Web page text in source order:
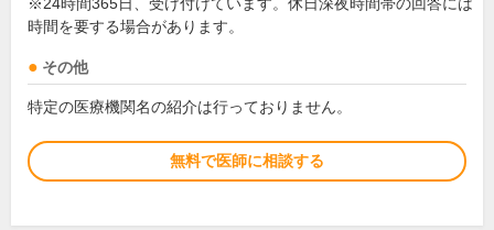
※24時間365日、受け付けています。休日深夜時間帯の回答には
時間を要する場合があります。
その他
特定の医療機関名の紹介は行っておりません。
無料で医師に相談する